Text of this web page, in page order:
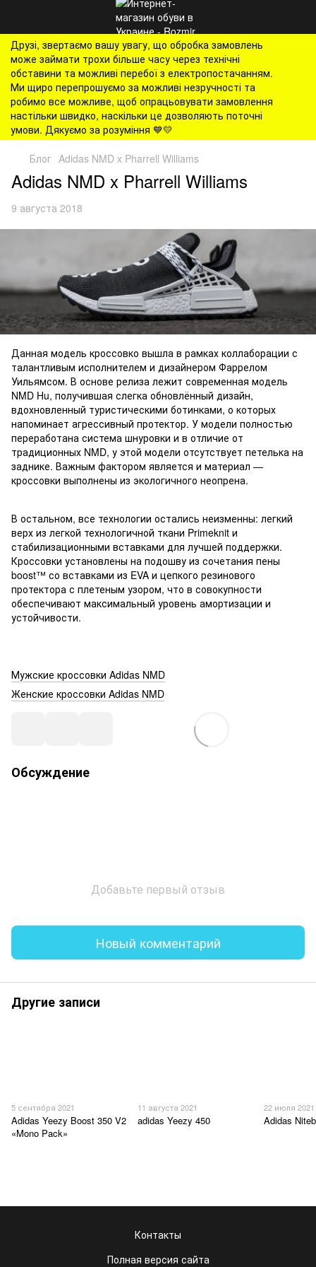
Друзі, звертаємо вашу увагу, що обробка замовлень
може займати трохи більше часу через технічні
обставини та можливі перебої з електропостачанням.
Ми щиро перепрошуємо за можливі незручності та
робимо все можливе, щоб опрацьовувати замовлення
настільки швидко, наскільки це дозволяють поточні
умови. Дякуємо за розуміння 💙💛
Блог Adidas NMD x Pharrell Williams
Adidas NMD x Pharrell Williams
9 августа 2018
Данная модель кроссовко вышла в рамках коллаборации с
талантливым исполнителем и дизайнером Фаррелом
Уильямсом. В основе релиза лежит современная модель
NMD Hu, получившая слегка обновлённый дизайн,
вдохновленный туристическими ботинками, о которых
напоминает агрессивный протектор. У модели полностью
переработана система шнуровки и в отличие от
традиционных NMD, у этой модели отсутствует петелька на
заднике. Важным фактором является и материал —
кроссовки выполнены из экологичного неопрена.
В остальном, все технологии остались неизменны: легкий
верх из легкой технологичной ткани Primeknit и
стабилизационными вставками для лучшей поддержки.
Кроссовки установлены на подошву из сочетания пены
boost™ со вставками из EVA и цепкого резинового
протектора с плетеным узором, что в совокупности
обеспечивают максимальный уровень амортизации и
устойчивости.
Мужские кроссовки Adidas NMD
Женские кроссовки Adidas NMD
Обсуждение
Добавьте первый отзыв
Новый комментарий
Другие записи
5 сентября 2021
Adidas Yeezy Boost 350 V2
«Mono Pack»
11 августа 2021
adidas Yeezy 450
22 июля 2021
Adidas
Контакты
Полная версия сайта